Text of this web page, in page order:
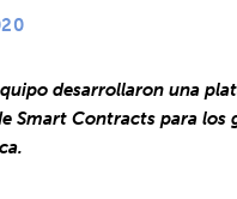
desarrollaron una
Smart Contracts para los